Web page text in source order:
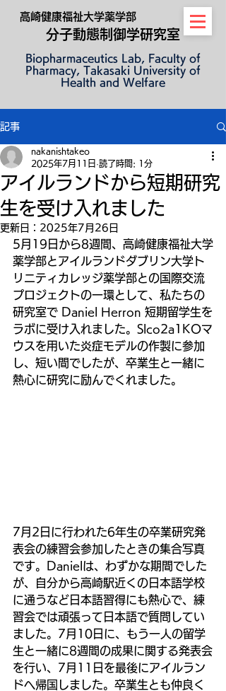
高崎健康福祉大学薬学部​
分子動態制御学研究室
Biopharmaceutics Lab, Faculty of
Pharmacy, Takasaki University of
Health and Welfare
記事
アイルランドから短期研究
生を受け入れました
nakanishtakeo
2025年7月11日 読了時間: 1分
更新日： 2025年7月26日
5月19日から8週間、高崎健康福祉大学
薬学部とアイルランドダブリン大学ト
リニティカレッジ薬学部との国際交流
プロジェクトの一環として、私たちの
研究室で Daniel Herron 短期留学生を
ラボに受け入れました。Slco2a1KOマ
ウスを用いた炎症モデルの作製に参加
し、短い間でしたが、卒業生と一緒に
熱心に研究に励んでくれました。
7月2日に行われた6年生の卒業研究発
表会の練習会参加したときの集合写真
です。Danielは、わずかな期間でした
が、自分から高崎駅近くの日本語学校
に通うなど日本語習得にも熱心で、練
習会では頑張って日本語で質問してい
ました。7月10日に、もう一人の留学
生と一緒に8週間の成果に関する発表会
を行い、7月11日を最後にアイルラン
ドへ帰国しました。卒業生とも仲良く